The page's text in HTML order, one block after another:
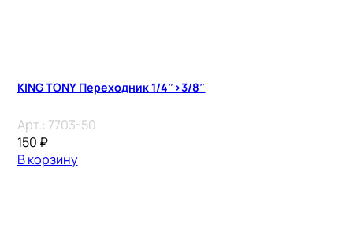
KING TONY Переходник 1/4″>3/8″
Арт.: 7703-50
150 ₽
В корзину